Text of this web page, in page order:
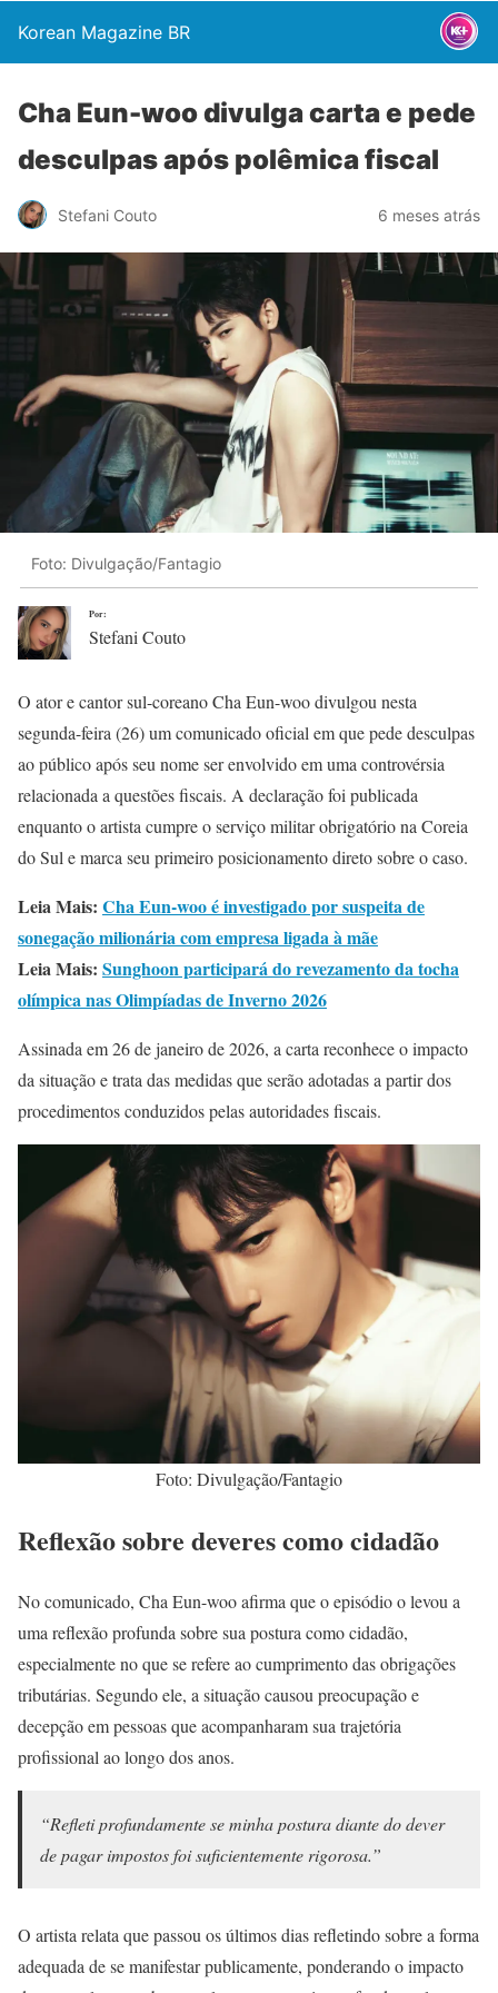
Korean Magazine BR
Cha Eun-woo divulga carta e pede
desculpas após polêmica fiscal
Stefani Couto 6 meses atrás
Foto: Divulgação/Fantagio
Por:
Stefani Couto
O ator e cantor sul-coreano Cha Eun-woo divulgou nesta
segunda-feira (26) um comunicado oficial em que pede desculpas
ao público após seu nome ser envolvido em uma controvérsia
relacionada a questões fiscais. A declaração foi publicada
enquanto o artista cumpre o serviço militar obrigatório na Coreia
do Sul e marca seu primeiro posicionamento direto sobre o caso.
Leia Mais: Cha Eun-woo é investigado por suspeita de
sonegação milionária com empresa ligada à mãe
Leia Mais: Sunghoon participará do revezamento da tocha
olímpica nas Olimpíadas de Inverno 2026
Assinada em 26 de janeiro de 2026, a carta reconhece o impacto
da situação e trata das medidas que serão adotadas a partir dos
procedimentos conduzidos pelas autoridades fiscais.
Foto: Divulgação/Fantagio
Reflexão sobre deveres como cidadão
No comunicado, Cha Eun-woo afirma que o episódio o levou a
uma reflexão profunda sobre sua postura como cidadão,
especialmente no que se refere ao cumprimento das obrigações
tributárias. Segundo ele, a situação causou preocupação e
decepção em pessoas que acompanharam sua trajetória
profissional ao longo dos anos.
“Refleti profundamente se minha postura diante do dever
de pagar impostos foi suficientemente rigorosa.”
O artista relata que passou os últimos dias refletindo sobre a forma
adequada de se manifestar publicamente, ponderando o impacto